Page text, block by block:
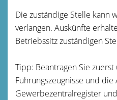
Die zuständige Stelle kann
verlangen. Auskünfte
Betriebssitz zuständigen
Tipp: Beantragen Sie
Führungszeugnisse und die
Gewerbezentralregister